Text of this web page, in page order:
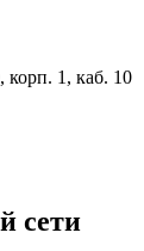
корп. 1, каб. 10
сети